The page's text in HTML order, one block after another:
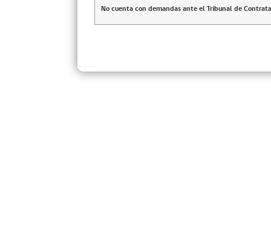
No cuenta con demandas ante el Tribunal de